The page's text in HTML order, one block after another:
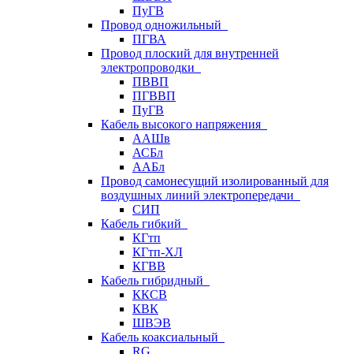
ПуГВ
Провод одножильный
ПГВА
Провод плоский для внутренней
электропроводки
ПВВП
ПГВВП
ПуГВ
Кабель высокого напряжения
ААШв
АСБл
ААБл
Провод самонесущий изолированный для
воздушных линий электропередачи
СИП
Кабель гибкий
КГтп
КГтп-ХЛ
КГВВ
Кабель гибридный
ККСВ
КВК
ШВЭВ
Кабель коаксиальный
RG